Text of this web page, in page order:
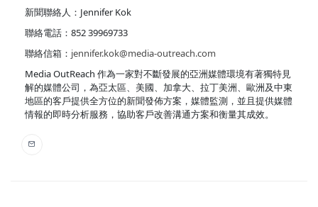
新聞聯絡人：Jennifer Kok
聯絡電話：852 39969733
聯絡信箱： jennifer.kok@media-outreach.com
Media OutReach 作為一家對不斷發展的亞洲媒體環境有著獨特見
解的媒體公司，為亞太區、美國、加拿大、拉丁美洲、歐洲及中東
地區的客戶提供全方位的新聞發佈方案，媒體監測，並且提供媒體
情報的即時分析服務，協助客戶改善溝通方案和衡量其成效。